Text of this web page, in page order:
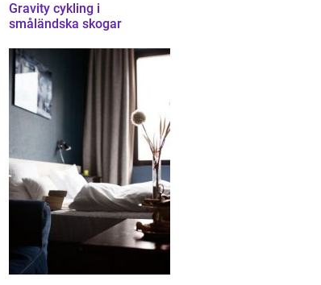
Gravity cykling i
småländska skogar